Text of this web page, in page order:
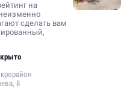
на
сделать вам
8